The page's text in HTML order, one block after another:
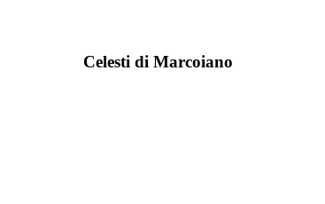
Celesti di Marcoiano